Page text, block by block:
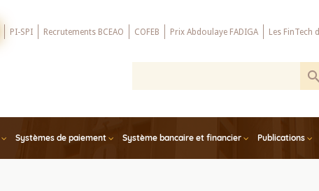
PI-SPI Recrutements BCEAO COFEB Prix Abdoulaye FADIGA Les FinTech
Systèmes de paiement Système bancaire et financier Publications